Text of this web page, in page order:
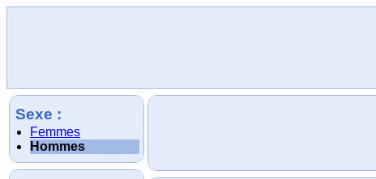
Sexe :
Femmes
Hommes